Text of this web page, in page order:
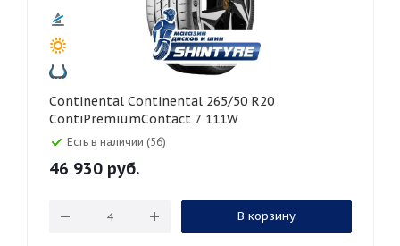
Continental Continental 265/50 R20
ContiPremiumContact 7 111W
Есть в наличии (56)
46 930 руб.
В корзину